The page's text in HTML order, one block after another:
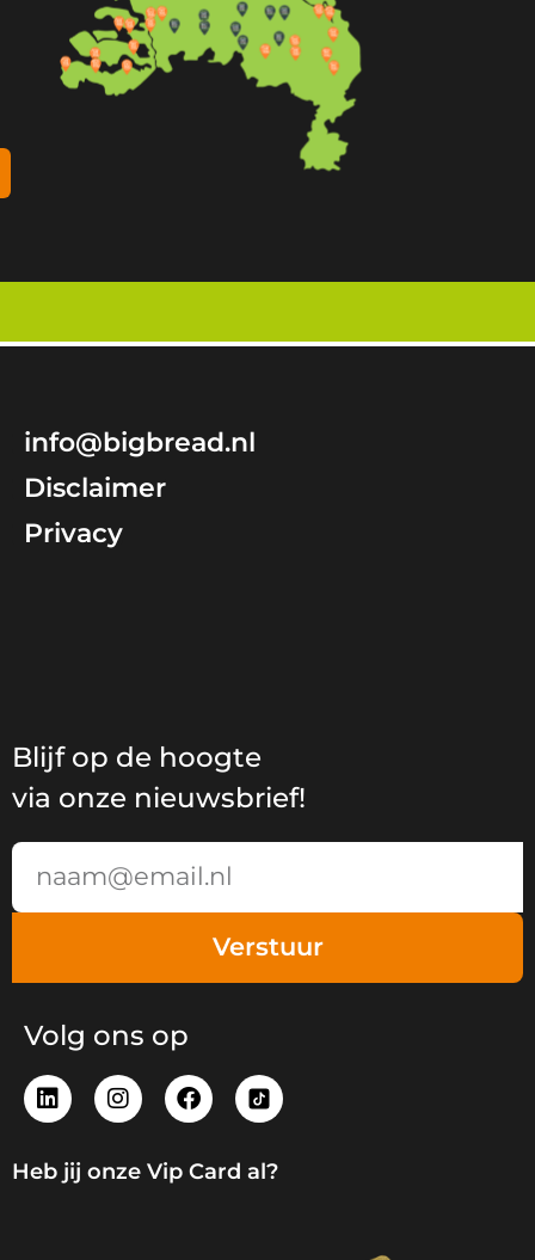
info@bigbread.nl
Disclaimer
Privacy
Blijf op de hoogte
via onze nieuwsbrief!
Verstuur
Volg ons op
L
i
k
e
I
n
a
F
a
e
b
Heb jij onze Vip Card al?